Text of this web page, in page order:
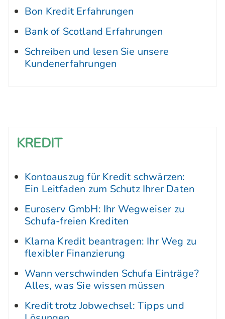
Bon Kredit Erfahrungen
Bank of Scotland Erfahrungen
Schreiben und lesen Sie unsere
Kundenerfahrungen
KREDIT
Kontoauszug für Kredit schwärzen:
Ein Leitfaden zum Schutz Ihrer Daten
Euroserv GmbH: Ihr Wegweiser zu
Schufa-freien Krediten
Klarna Kredit beantragen: Ihr Weg zu
flexibler Finanzierung
Wann verschwinden Schufa Einträge?
Alles, was Sie wissen müssen
Kredit trotz Jobwechsel: Tipps und